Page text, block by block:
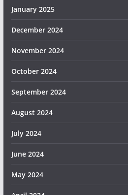
January 2025
December 2024
November 2024
October 2024
September 2024
August 2024
July 2024
June 2024
May 2024